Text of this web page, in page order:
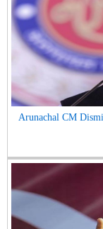
Arunachal CM